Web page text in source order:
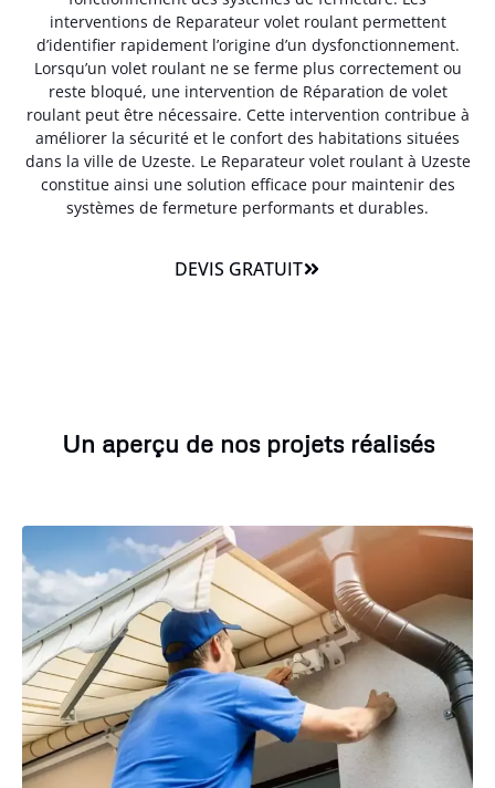
interventions de Reparateur volet roulant permettent
d’identifier rapidement l’origine d’un dysfonctionnement.
Lorsqu’un volet roulant ne se ferme plus correctement ou
reste bloqué, une intervention de Réparation de volet
roulant peut être nécessaire. Cette intervention contribue à
améliorer la sécurité et le confort des habitations situées
dans la ville de Uzeste. Le Reparateur volet roulant à Uzeste
constitue ainsi une solution efficace pour maintenir des
systèmes de fermeture performants et durables.
DEVIS GRATUIT
Un aperçu de nos projets réalisés